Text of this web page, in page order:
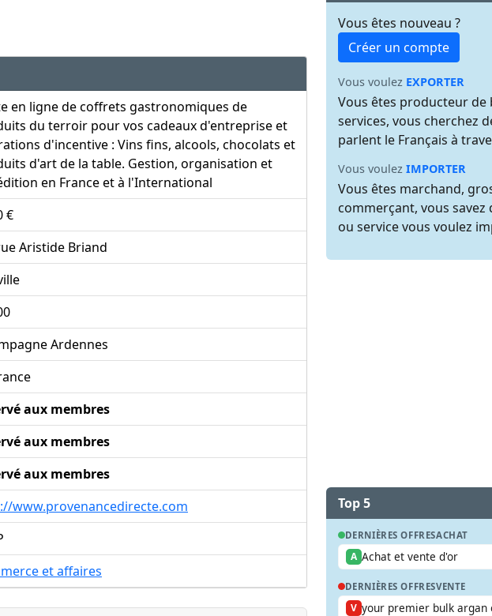
en ligne de coffrets gastronomiques de
du terroir pour vos cadeaux d'entreprise et
d'incentive : Vins fins, alcools, chocolats et
d'art de la table. Gestion, organisation et
en France et à l'International
€
Aristide Briand
Ardennes
aux membres
aux membres
aux membres
www.provenancedirecte.com
et affaires
Vous êtes nouveau ?
Créer un compte
Vous voulez EXPORTER
Vous êtes producteur de
services, vous cherchez
parlent le Français à
Vous voulez IMPORTER
Vous êtes marchand,
commerçant, vous
ou service vous voulez
Top 5
DERNIÈRES OFFRESACHAT
A Achat et vente d'or
DERNIÈRES OFFRESVENTE
V your premier bulk argan